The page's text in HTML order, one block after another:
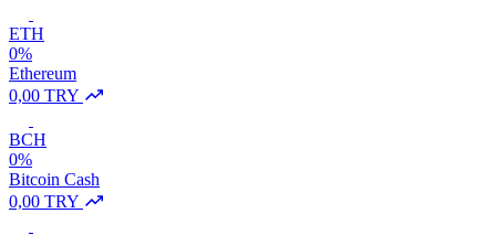
ETH
0%
Ethereum
0,00 TRY
BCH
0%
Bitcoin Cash
0,00 TRY